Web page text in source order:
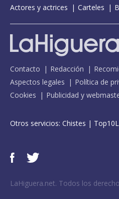
Actores y actrices
Carteles
Contacto Redacción
Aspectos legales
Política de
Cookies
Publicidad y
Otros servicios: Chistes |
LaHiguera.net. Todos los